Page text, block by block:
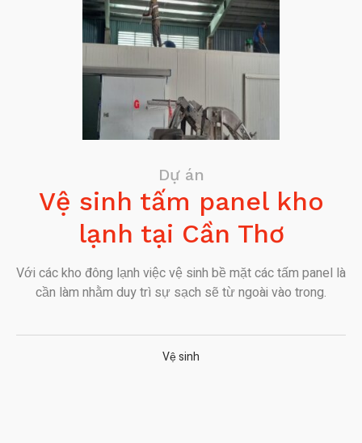
Dự án
Vệ sinh tấm panel kho
lạnh tại Cần Thơ
Với các kho đông lạnh việc vệ sinh bề mặt các tấm panel là
cần làm nhằm duy trì sự sạch sẽ từ ngoài vào trong.
Vệ sinh